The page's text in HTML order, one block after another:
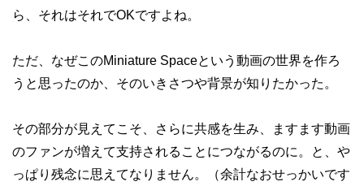
ら、それはそれでOKですよね。
ただ、なぜこのMiniature Spaceという動画の世界を作ろ
うと思ったのか、そのいきさつや背景が知りたかった。
その部分が見えてこそ、さらに共感を生み、ますます動画
のファンが増えて支持されることにつながるのに。と、や
っぱり残念に思えてなりません。（余計なおせっかいです